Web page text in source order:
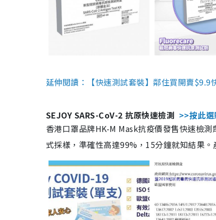
延伸閱讀：【快速測試套裝】鄰住買開賣
SEJOY SARS-CoV-2 抗原快速檢測 >>按此
香港口罩品牌HK-M Mask抗疫價發售快速檢
式採樣，準確性高達99%，15分鐘就知結果